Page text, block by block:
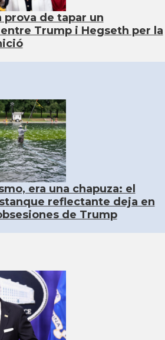
a Philadelphia, Pennsylvania, USA
Catalans a PROVIDENCE
Catalans a RENO
Catalans a SAINT LOUIS
Catalans a SAN FRANCISCO
Catalans a Sarasota, Florida, USA
prova de tapar un
Trump i Hegseth per la
era una chapuza: el
reflectante deja en
de Trump